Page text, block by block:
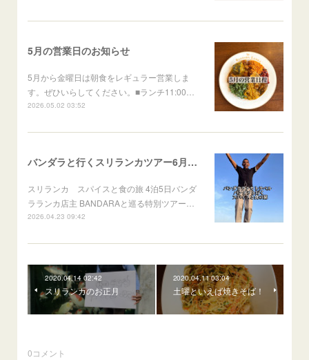
5月の営業日のお知らせ
5月から金曜日は朝食をレギュラー営業しま
す。ぜひいらしてください。■ランチ11:00…
2026.05.02 03:52
バンダラと行くスリランカツアー6月出発
スリランカ スパイスと食の旅 4泊5日バンダ
ラランカ店主 BANDARAと巡る特別ツアー…
2026.04.23 09:42
2020.04.14 02:42
スリランカのお正月
2020.04.11 03:04
土曜といえば焼きそば！
0コメント